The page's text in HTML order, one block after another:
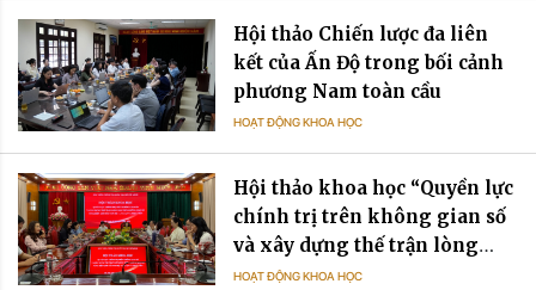
Hội thảo Chiến lược đa liên
kết của Ấn Độ trong bối cảnh
phương Nam toàn cầu
HOẠT ĐỘNG KHOA HỌC
Hội thảo khoa học “Quyền lực
chính trị trên không gian số
và xây dựng thế trận lòng
dân trên không gian số vùng
HOẠT ĐỘNG KHOA HỌC